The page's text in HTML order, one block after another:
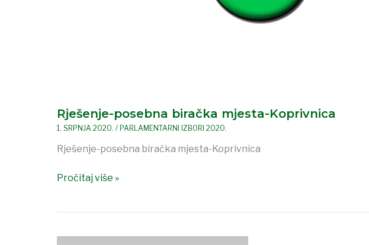
Rješenje-posebna biračka mjesta-Koprivnica
1. SRPNJA 2020. / PARLAMENTARNI IZBORI 2020.
Rješenje-posebna biračka mjesta-Koprivnica
Pročitaj više »